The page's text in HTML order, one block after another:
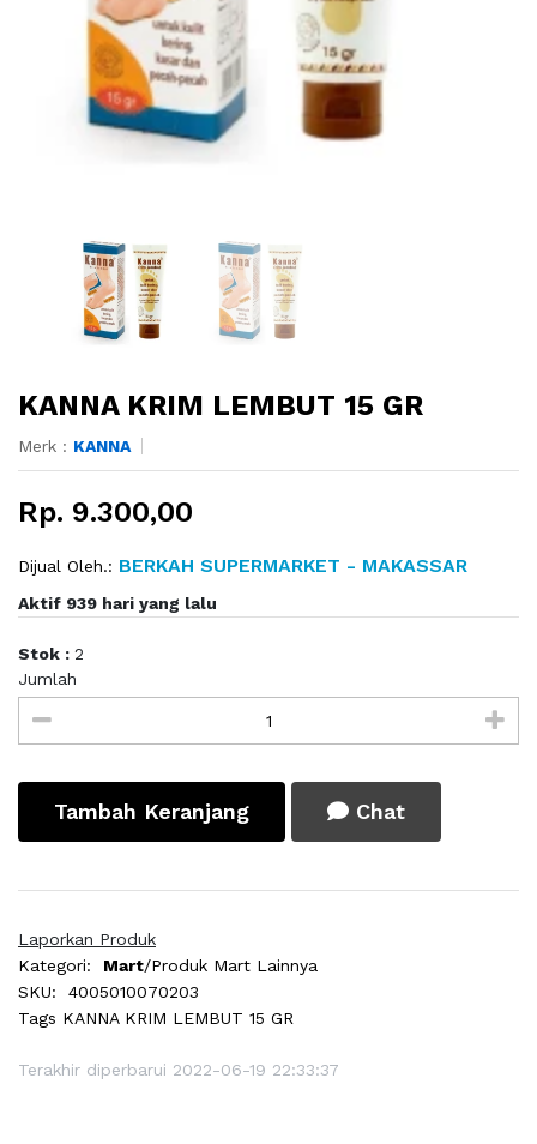
KANNA KRIM LEMBUT 15 GR
Merk : KANNA
Rp. 9.300,00
Dijual Oleh.: BERKAH SUPERMARKET - MAKASSAR
Aktif 939 hari yang lalu
Stok : 2
Jumlah
Tambah Keranjang Chat
Laporkan Produk
Kategori:
Mart/Produk Mart Lainnya
SKU:
4005010070203
Tags KANNA KRIM LEMBUT 15 GR
Terakhir diperbarui 2022-06-19 22:33:37